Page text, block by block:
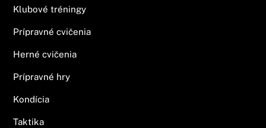
Klubové tréningy
Prípravné cvičenia
Herné cvičenia
Prípravné hry
Kondícia
Taktika